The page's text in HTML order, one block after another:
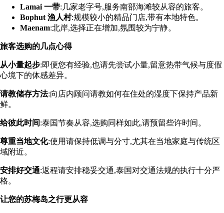
Lamai 一带:几家老字号,服务南部海滩较从容的旅客。
Bophut 渔人村:规模较小的精品门店,带有本地特色。
Maenam:北岸,选择正在增加,氛围较为宁静。
旅客选购的几点心得
从小量起步:即便您有经验,也请先尝试小量,留意热带气候与度假
心境下的体感差异。
请教储存方法:向店内顾问请教如何在住处的湿度下保持产品新
鲜。
给彼此时间:泰国节奏从容,选购同样如此,请预留些许时间。
尊重当地文化:使用请保持低调与分寸,尤其在当地家庭与传统区
域附近。
安排好交通:返程请安排稳妥交通,泰国对交通法规的执行十分严
格。
让您的苏梅岛之行更从容